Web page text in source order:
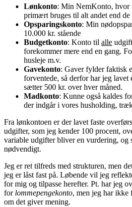
Lønkonto: Min NemKonto, hvor
primært bruges til alt andet end de
Opsparingskonto: Min
10.000 kr. stående
Budgetkonto: Konto til alle
forekommer mere end en gang.
husleje m.v.
Gavekonto: Gaver fylder faktisk
forventede, så derfor har jeg lavet
sætter 500 kr. over hver måned.
Madkonto: Kunne også kaldes
der indgår i vores husholding,
Fra lønkontoen er der lavet faste
udgifter, som jeg kender 100 procent,
variable udgifter bliver en vurdering, og
nødvendigt.
Jeg er ret tilfreds med strukturen, men
jeg er låst fast på. Løbende vil jeg
for mig og tilpasse herefter. Pt. har jeg
for lommepengekonto, men jeg har ikke
om det giver mening.